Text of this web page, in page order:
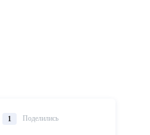
1 Поделились